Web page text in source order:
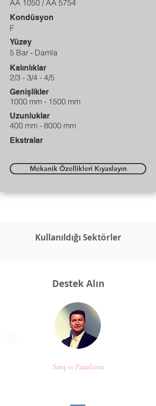
AA 1050 / AA 5754
Kondüsyon
F
Yüzey
5 Bar - Damla
Kalınlıklar
2/3 - 3/4 - 4/5
Genişlikler
1000 mm - 1500 mm
Uzunluklar
400 mm - 8000 mm
Ekstralar
Mekanik Özellikleri Kıyaslayın
Kullanıldığı Sektörler
Destek Alın
Satış ve Pazarlama